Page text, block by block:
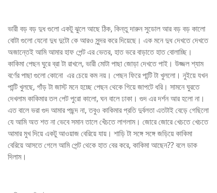
ভারী বড় বড় দুধ গুলো একটু ঝুলে আছে ঠিক, কিন্তু দারুন সুডোল আর বড় বড় কালো
বোটা গুলো যেনো দুধ দুটো কে আরও সুন্দর করে দিয়েছে। এক মনে দুধ দেখতে দেখতে
অজান্তেই আমি আমার হাফ পেন্ট এর ভেতর, হাত ভরে বাড়াতে হাত বোলাচ্ছি।
কাকিমা পেছন ঘুরে ব্রা টা রাখলে, ভারী মোটা পাছা জোড়া দেখতে পাই। উজ্জল শ্যাম
বর্ণের পাছা গুলো কোনো এর চেয়ে কম নয়। পেছন ফিরে পান্টি টা খুললো। নুইয়ে যখন
পান্টি খুলছে, গাঁড় টা জাস্ট মনে হচ্ছে পেছন থেকে গিয়ে জাপটে ধরি। সামনে ঘুরতে
দেখলাম কাকিমার তল পেট পুরো কালো, ঘন বালে ঢাকা। গুদ এর দর্শন আর হলো না।
এত বালে ভরা গুদ আমার পছন্দ না, তবুও কাকিমার প্রতি দুর্বলতা এতটাই বেড়ে গেছিলো
যে আমি অত শত না ভেবে সমান তালে খেঁচতে লাগলাম। জোরে জোরে খেচতে খেচতে
আমার মুখ দিয়ে একটু আওয়াজ বেরিয়ে যায়। শাড়ি টা সঙ্গে সঙ্গে জড়িয়ে কাকিমা
বেরিয়ে আসতে গেলে আমি পেন্ট থেকে হাত বের করে, কাকিমা আছেন?? বলে ডাক
দিলাম।